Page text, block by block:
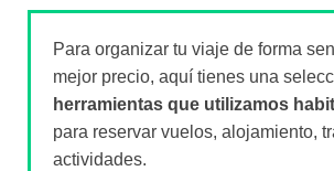
Para organizar tu viaje de forma
mejor precio, aquí tienes una
herramientas que utilizamos
para reservar vuelos, alojamiento,
actividades.